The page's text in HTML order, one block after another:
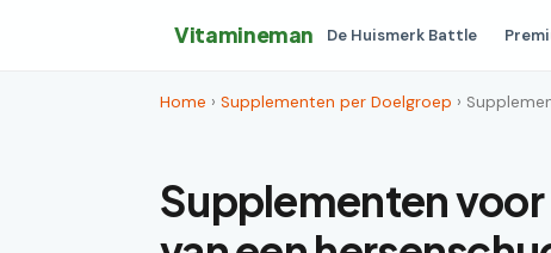
Vitamineman De Huismerk Battle
Home › Supplementen per Doelgroep ›
Supplementen